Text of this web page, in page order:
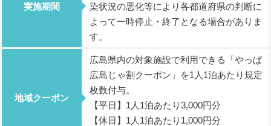
実施期間
染状況の悪化等により各都道府県の判断に
よって一時停止・終了となる場合がありま
す。
地域クーポン
広島県内の対象施設で利用できる「やっぱ
広島じゃ割クーポン」を1人1泊あたり規定
枚数付与。
【平日】1人1泊あたり3,000円分
【休日】1人1泊あたり1,000円分